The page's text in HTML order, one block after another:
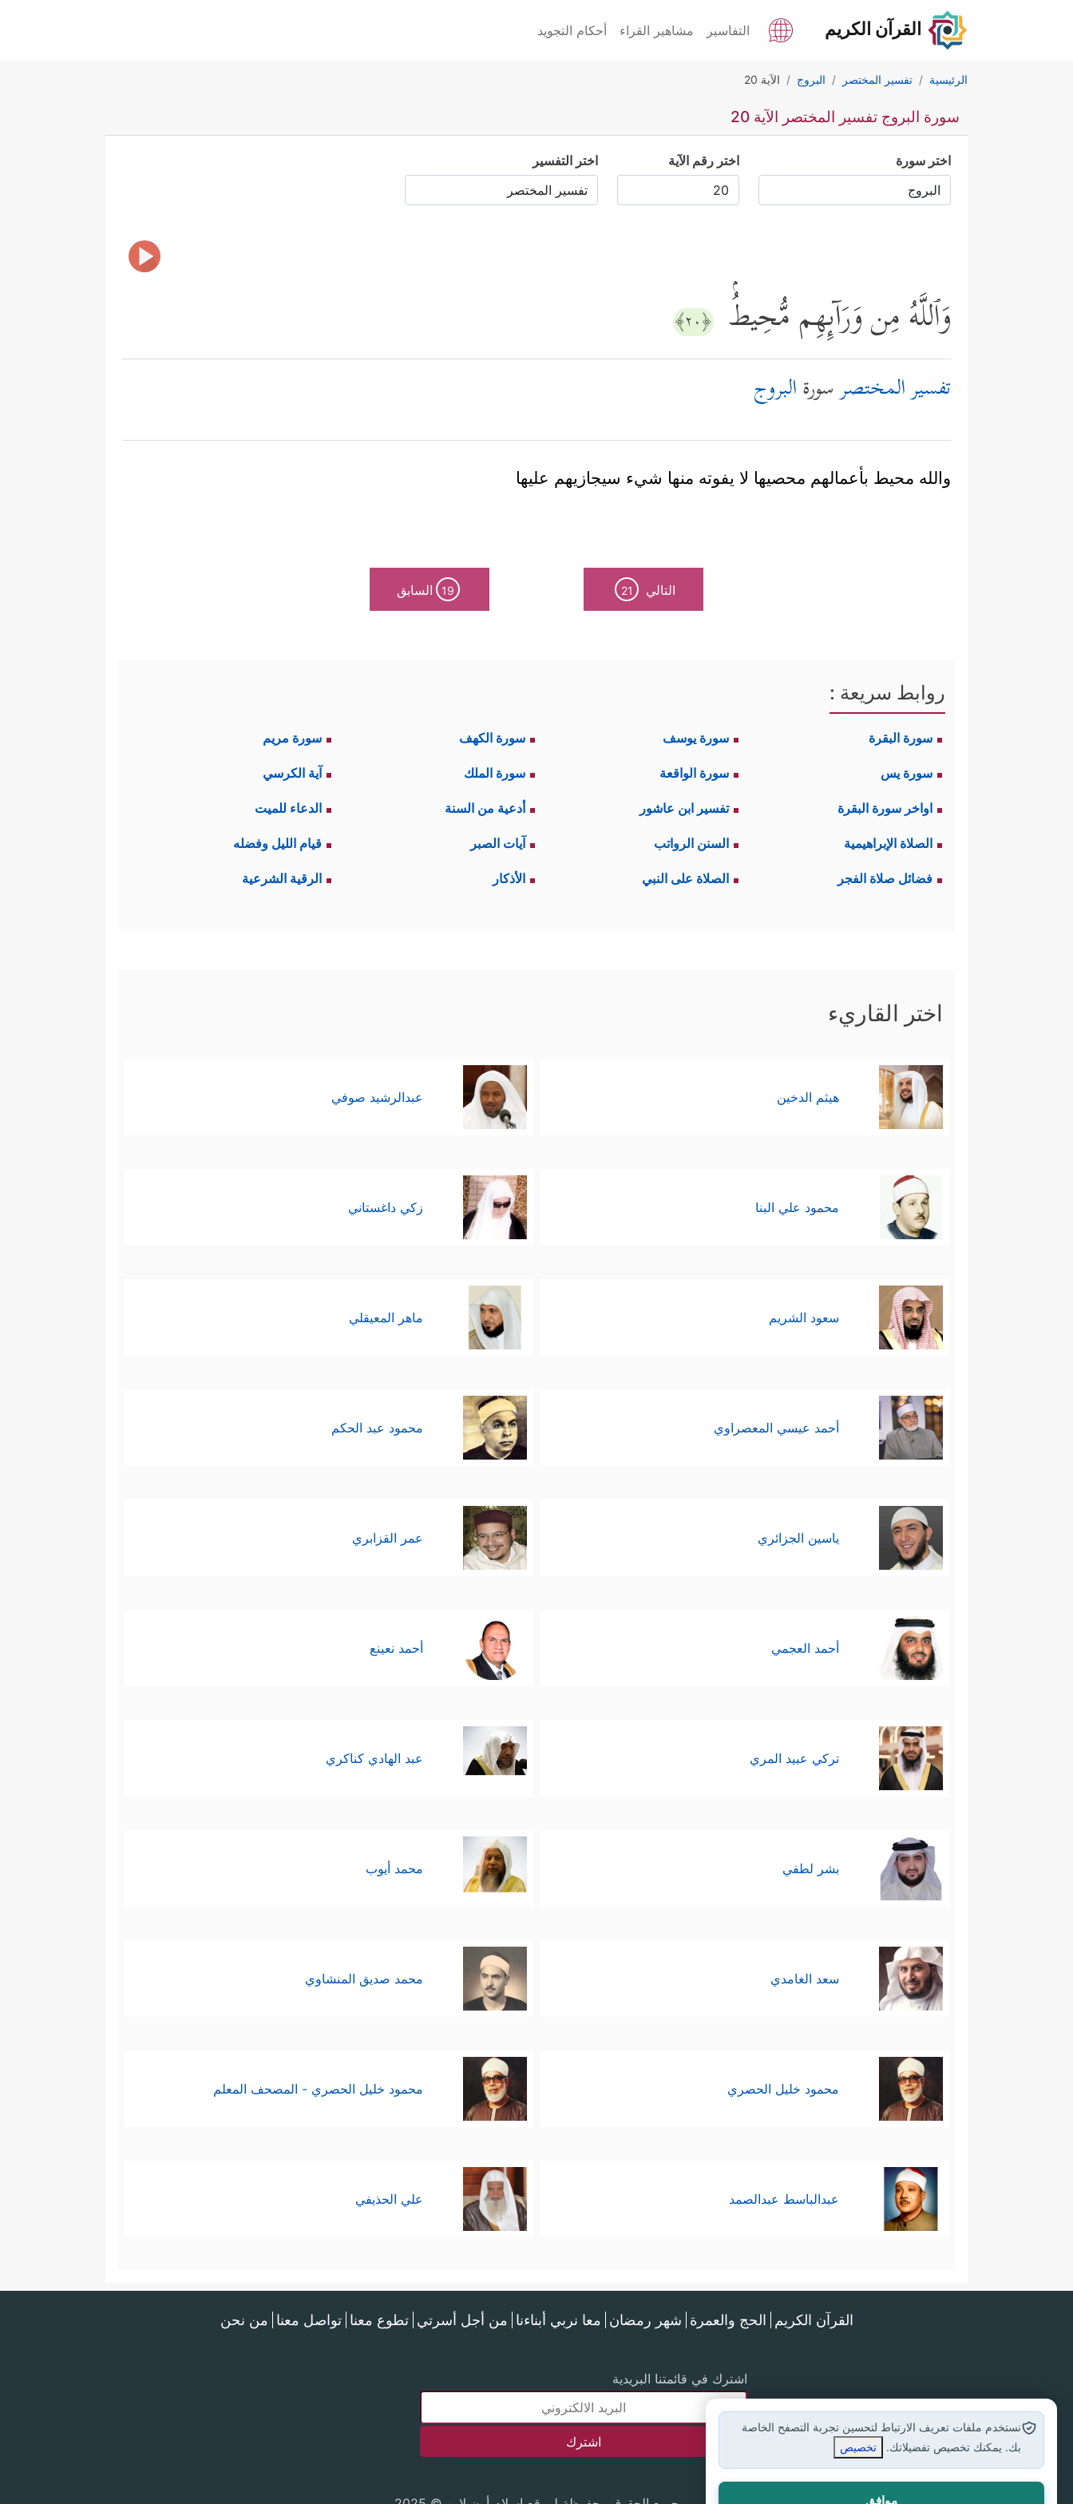
القرآن الكريم التفاسير مشاهير القراء أحكام التجويد
الرئيسية تفسير المختصر البروج الآية 20
سورة البروج تفسير المختصر الآية 20
اختر سورة اختر رقم الآية اختر التفسير
وَٱللَّهُ مِن وَرَاۤىِٕهِم مُّحِیطُۢ ﴿٢٠﴾
تفسير المختصرسورةالبروج
والله محيط بأعمالهم محصيها لا يفوته منها شيء سيجازيهم عليها
التالي 21
19 السابق
روابط سريعة :
سورة البقرة سورة يوسف سورة الكهف سورة مريم
سورة يس سورة الواقعة سورة الملك آية الكرسي
اواخر سورة البقرة تفسير ابن عاشور أدعية من السنة الدعاء للميت
الصلاة الإبراهيمية السنن الرواتب آيات الصبر قيام الليل وفضله
فضائل صلاة الفجر الصلاة على النبي الأذكار الرقية الشرعية
اختر القاريء
هيثم الدخين عبدالرشيد صوفي
محمود علي البنا زكي داغستاني
سعود الشريم ماهر المعيقلي
أحمد عيسي المعصراوي محمود عبد الحكم
ياسين الجزائري عمر القزابري
أحمد العجمي أحمد نعينع
تركي عبيد المري عبد الهادي كناكري
بشر لطفي محمد أيوب
سعد الغامدي محمد صديق المنشاوي
محمود خليل الحصري محمود خليل الحصري - المصحف المعلم
عبدالباسط عبدالصمد علي الحذيفي
القرآن الكريم الحج والعمرة شهر رمضان معا نربي أبناءنا من أجل أسرتي تطوع معنا تواصل معنا من نحن
اشترك في قائمتنا البريدية
نستخدم ملفات تعريف الارتباط لتحسين تجربة التصفح الخاصة
بك. يمكنك تخصيص تفضيلاتك.
تخصيص
موافق